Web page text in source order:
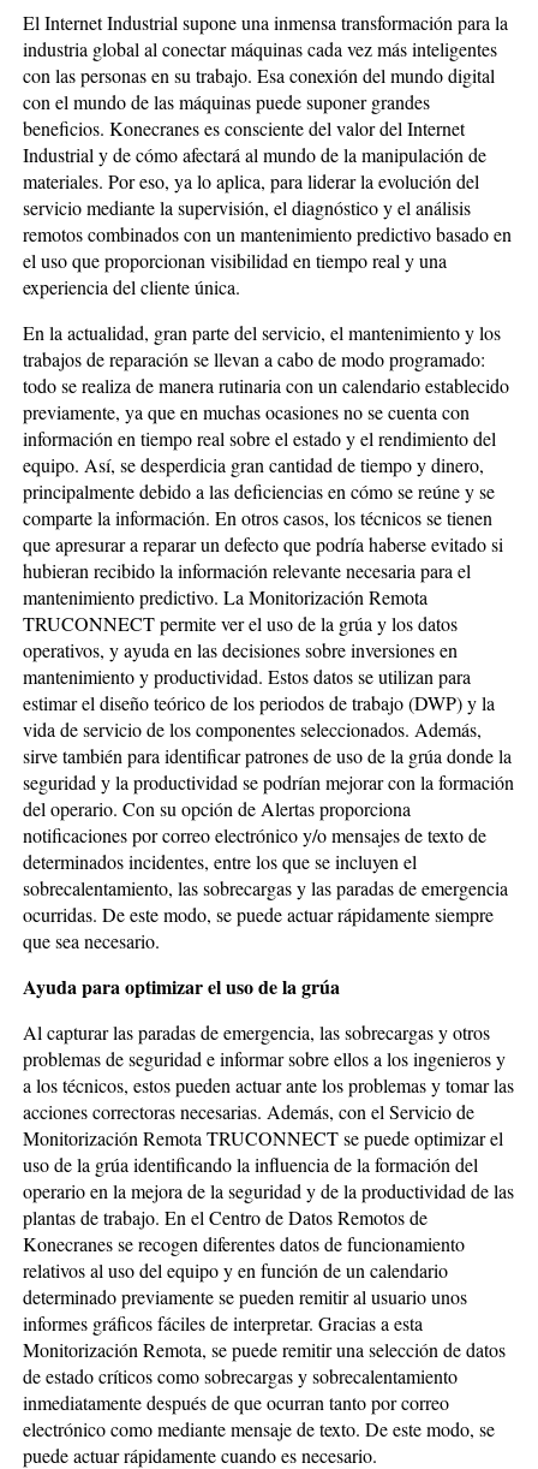
El Internet Industrial supone una inmensa transformación para la
industria global al conectar máquinas cada vez más inteligentes
con las personas en su trabajo. Esa conexión del mundo digital
con el mundo de las máquinas puede suponer grandes
beneficios. Konecranes es consciente del valor del Internet
Industrial y de cómo afectará al mundo de la manipulación de
materiales. Por eso, ya lo aplica, para liderar la evolución del
servicio mediante la supervisión, el diagnóstico y el análisis
remotos combinados con un mantenimiento predictivo basado en
el uso que proporcionan visibilidad en tiempo real y una
experiencia del cliente única.
En la actualidad, gran parte del servicio, el mantenimiento y los
trabajos de reparación se llevan a cabo de modo programado:
todo se realiza de manera rutinaria con un calendario establecido
previamente, ya que en muchas ocasiones no se cuenta con
información en tiempo real sobre el estado y el rendimiento del
equipo. Así, se desperdicia gran cantidad de tiempo y dinero,
principalmente debido a las deficiencias en cómo se reúne y se
comparte la información. En otros casos, los técnicos se tienen
que apresurar a reparar un defecto que podría haberse evitado si
hubieran recibido la información relevante necesaria para el
mantenimiento predictivo. La Monitorización Remota
TRUCONNECT permite ver el uso de la grúa y los datos
operativos, y ayuda en las decisiones sobre inversiones en
mantenimiento y productividad. Estos datos se utilizan para
estimar el diseño teórico de los periodos de trabajo (DWP) y la
vida de servicio de los componentes seleccionados. Además,
sirve también para identificar patrones de uso de la grúa donde la
seguridad y la productividad se podrían mejorar con la formación
del operario. Con su opción de Alertas proporciona
notificaciones por correo electrónico y/o mensajes de texto de
determinados incidentes, entre los que se incluyen el
sobrecalentamiento, las sobrecargas y las paradas de emergencia
ocurridas. De este modo, se puede actuar rápidamente siempre
que sea necesario.
Ayuda para optimizar el uso de la grúa
Al capturar las paradas de emergencia, las sobrecargas y otros
problemas de seguridad e informar sobre ellos a los ingenieros y
a los técnicos, estos pueden actuar ante los problemas y tomar las
acciones correctoras necesarias. Además, con el Servicio de
Monitorización Remota TRUCONNECT se puede optimizar el
uso de la grúa identificando la influencia de la formación del
operario en la mejora de la seguridad y de la productividad de las
plantas de trabajo. En el Centro de Datos Remotos de
Konecranes se recogen diferentes datos de funcionamiento
relativos al uso del equipo y en función de un calendario
determinado previamente se pueden remitir al usuario unos
informes gráficos fáciles de interpretar. Gracias a esta
Monitorización Remota, se puede remitir una selección de datos
de estado críticos como sobrecargas y sobrecalentamiento
inmediatamente después de que ocurran tanto por correo
electrónico como mediante mensaje de texto. De este modo, se
puede actuar rápidamente cuando es necesario.